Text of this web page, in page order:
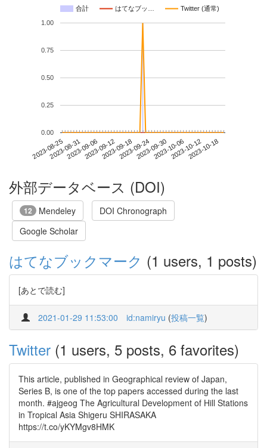
合計 はてなブッ… Twitter (通常)
2023-08-252023-08-312023-09-062023-09-122023-09-182023-09-242023-09-302023-10-062023-10-122023-10-18
0.00
0.25
0.50
0.75
1.00
外部データベース (DOI)
12 Mendeley
DOI Chronograph
Google Scholar
はてなブックマーク (1 users, 1 posts)
[あとで読む]
2021-01-29 11:53:00 id:namiryu (投稿一覧)
Twitter (1 users, 5 posts, 6 favorites)
This article, published in Geographical review of Japan,
Series B, is one of the top papers accessed during the last
month. #ajgeog The Agricultural Development of Hill Stations
in Tropical Asia Shigeru SHIRASAKA
https://t.co/yKYMgv8HMK